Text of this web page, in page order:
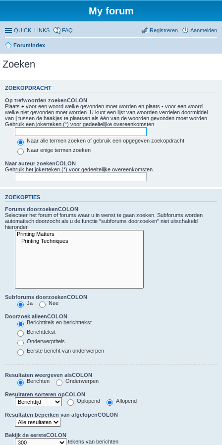
My forum
QUICK_LINKS FAQ Aanmelden
Registreren
Forumindex
Zoeken
ZOEKOPDRACHT
Op trefwoorden zoekenCOLON
Plaats + voor een woord welke gevonden moet worden en plaats - voor een woord
welke niet gevonden moet worden. U kunt een lijst van woorden verdelen doormiddel
van | tussen de haakjes te plaatsen als één van de woorden gevonden moet worden.
Gebruik een jokerteken (*) voor gedeeltelijke overeenkomsten.
Naar alle termen zoeken of gebruik een opgegeven zoekopdracht
Naar enige termen zoeken
Naar auteur zoekenCOLON
Gebruik het jokerteken (*) voor gedeeltelijke overeenkomsten.
ZOEKOPTIES
Forums doorzoekenCOLON
Selecteer het forum of forums waar u in wenst te gaan zoeken. Subforums worden
automatisch doorzocht als u de functie “subforums doorzoeken” niet uitschakeld
hieronder.
Subforums doorzoekenCOLON
Ja
Nee
Doorzoek alleenCOLON
Berichttitels en berichttekst
Berichttekst
Onderwerptitels
Eerste bericht van onderwerpen
Resultaten weergeven alsCOLON
Berichten
Onderwerpen
Resultaten sorteren opCOLON
Oplopend
Aflopend
Resultaten beperken van afgelopenCOLON
Bekijk de eersteCOLON
tekens van berichten